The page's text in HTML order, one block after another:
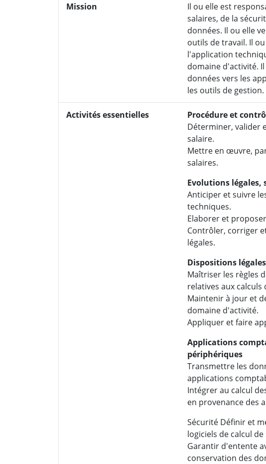
Mission
Il ou elle est
salaires, de la
données. Il ou elle
outils de travail. Il
l'application
domaine d'activité.
données vers les
les outils de gestion.
Activités essentielles
Procédure et
Déterminer, valider
salaire.
Mettre en œuvre,
salaires.
Evolutions
Anticiper et suivre
techniques.
Elaborer et
Contrôler, corriger
légales.
Dispositions légales
Maîtriser les règles
relatives aux calculs
Maintenir à jour et
domaine d'activité.
Appliquer et faire
Applications
périphériques
Transmettre les
applications
Intégrer au calcul
en provenance des
Sécurité Définir et
logiciels de calcul de
Garantir d'entente
conservation des